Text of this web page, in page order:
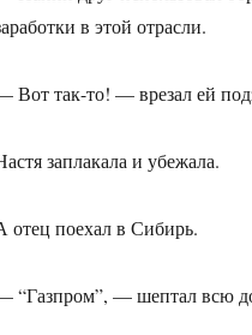
в этой отрасли.
Вот так-то! — врезал ей
заплакала и убежала.
отец поехал в Сибирь.
“Газпром”, — шептал всю